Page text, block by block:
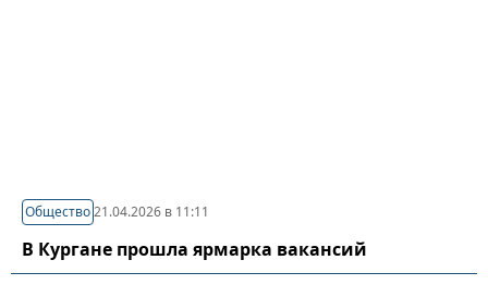
Общество21.04.2026 в 11:11
В Кургане прошла ярмарка вакансий